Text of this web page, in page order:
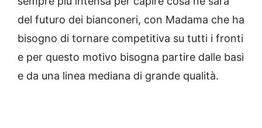
del futuro dei bianconeri, con Madama che ha
bisogno di tornare competitiva su tutti i fronti
e per questo motivo bisogna partire dalle basi
e da una linea mediana di grande qualità.